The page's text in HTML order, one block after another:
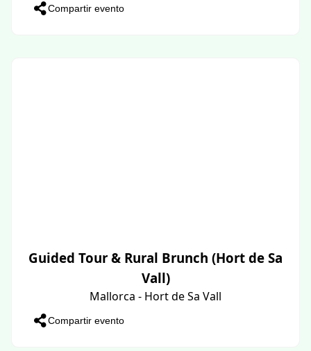
Compartir evento
Guided Tour & Rural Brunch (Hort de Sa
Vall)
Mallorca - Hort de Sa Vall
Compartir evento